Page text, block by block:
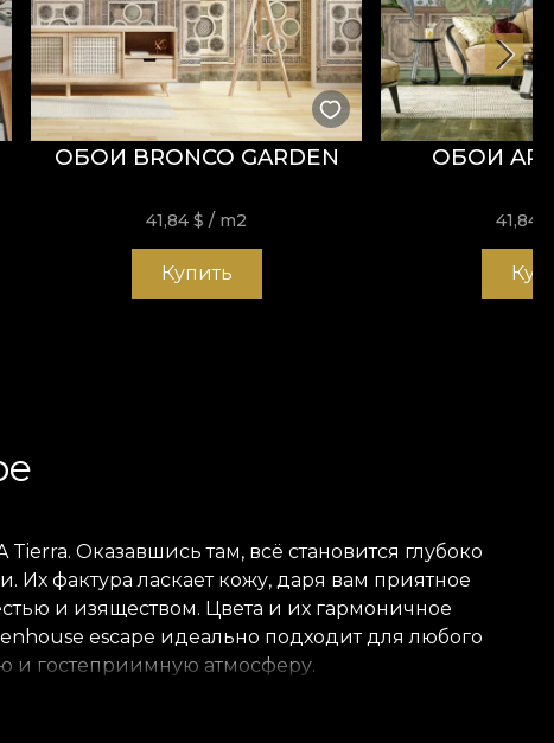
ОБОИ BRONCO GARDEN
41,84$ / m2
Купить
ОБОИ
41,84
Оказавшись там, всё становится глубоко
фактура ласкает кожу, даря вам приятное
и изяществом. Цвета и их гармоничное
escape идеально подходит для любого
и гостеприимную атмосферу.